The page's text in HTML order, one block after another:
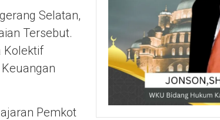
Selatan,
Tersebut.
Kolektif
Pemkot